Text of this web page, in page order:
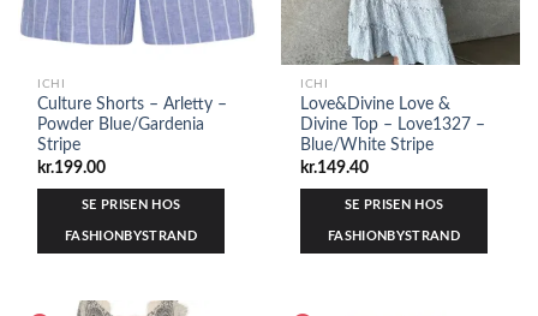
ICHI
Culture Shorts – Arletty –
Powder Blue/Gardenia
Stripe
kr.199.00
SE PRISEN HOS
FASHIONBYSTRAND
ICHI
Love&Divine Love &
Divine Top – Love1327 –
Blue/White Stripe
kr.149.40
SE PRISEN HOS
FASHIONBYSTRAND